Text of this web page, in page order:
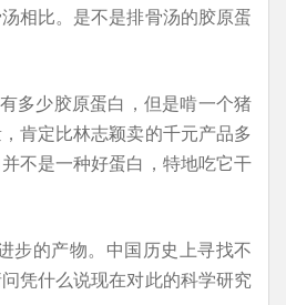
相比。是不是排骨汤的胶原蛋
多少胶原蛋白，但是啃一个猪
肯定比林志颖卖的千元产品多
不是一种好蛋白，特地吃它干
步的产物。中国历史上寻找不
凭什么说现在对此的科学研究